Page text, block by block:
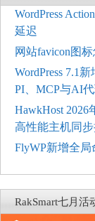
WordPress
延迟
网站favicon图
WordPress 7.1
PI、MCP与AI
HawkHost 2026
高性能主机同
FlyWP新增全
RakSmart七月活